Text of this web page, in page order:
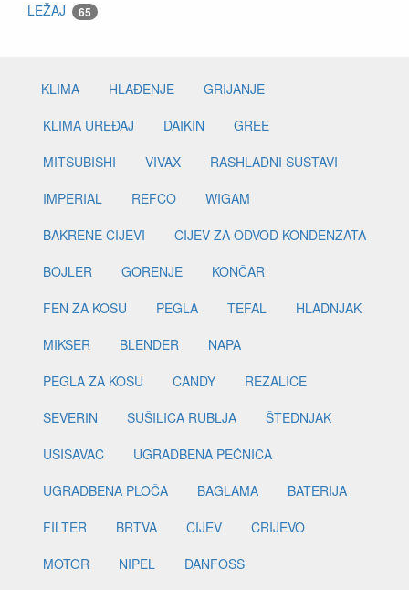
LEŽAJ 65
KLIMA HLAĐENJE
GRIJANJE
KLIMA UREĐAJ
DAIKIN
GREE
MITSUBISHI
VIVAX
RASHLADNI SUSTAVI
IMPERIAL
REFCO
WIGAM
BAKRENE CIJEVI
CIJEV ZA ODVOD KONDENZATA
BOJLER
GORENJE
KONČAR
FEN ZA KOSU
PEGLA TEFAL
HLADNJAK
MIKSER
BLENDER
NAPA
PEGLA ZA KOSU
CANDY
REZALICE
SEVERIN
SUŠILICA RUBLJA
ŠTEDNJAK
USISAVAČ
UGRADBENA PEĆNICA
UGRADBENA PLOČA
BAGLAMA
BATERIJA
FILTER
BRTVA CIJEV
CRIJEVO
MOTOR
NIPEL
DANFOSS